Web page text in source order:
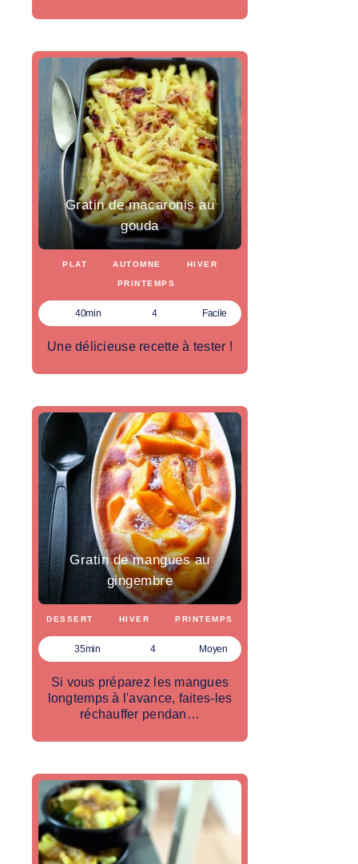
Gratin de macaronis au
gouda
PLAT AUTOMNE HIVER
PRINTEMPS
40min 4 Facile
Une délicieuse recette à tester !
Gratin de mangues au
gingembre
DESSERT HIVER PRINTEMPS
35min 4 Moyen
Si vous préparez les mangues
longtemps à l'avance, faites-les
réchauffer pendan…